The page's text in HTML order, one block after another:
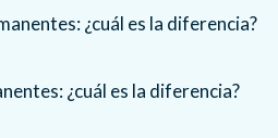
¿cuál es la diferencia?